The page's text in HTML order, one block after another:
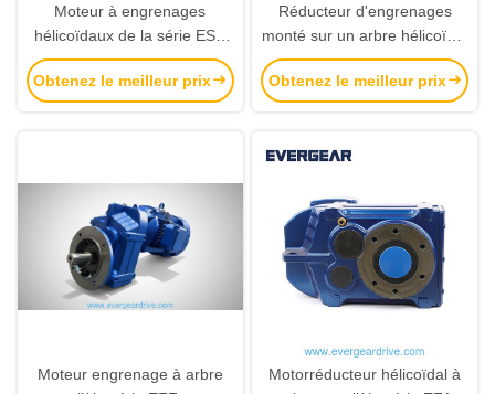
Moteur à engrenages
hélicoïdaux de la série ESA
avec sortie d'arbre creux de
0,18 kW à 22 kW et couple
de 92 Nm à 4000 Nm
Obtenez le meilleur prix
Réducteur d'engrenages
monté sur un arbre hélicoïdal
de la série TA avec une
plage de puissance de 0,75
kW à 200 kW, une sortie
de conception modulaire
Obtenez le meilleur prix
Moteur engrenage à arbre
Motorréducteur hélicoïdal à